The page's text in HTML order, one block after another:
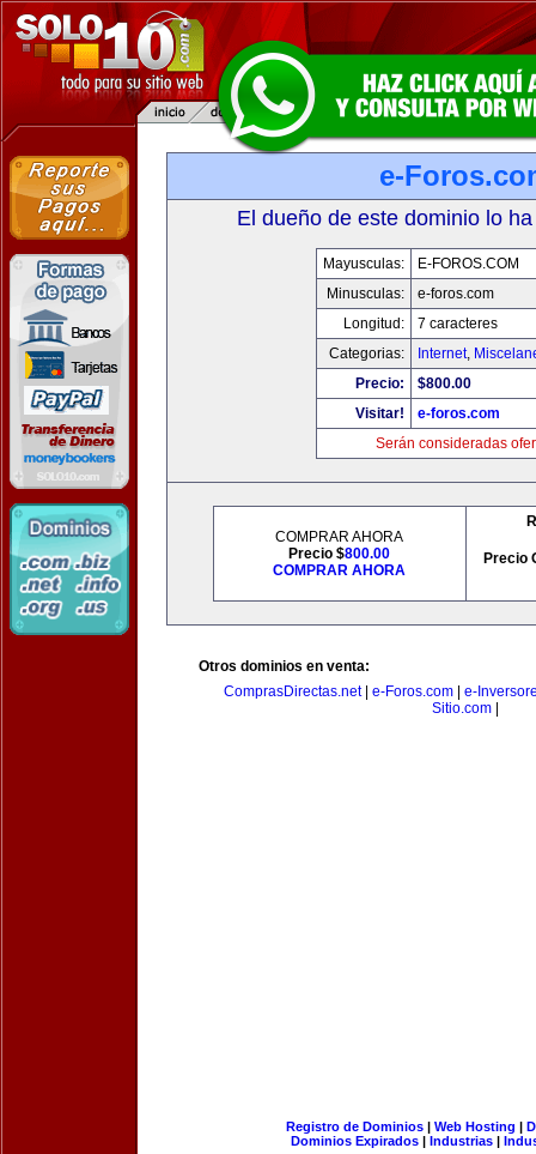
e-
El dueño de este dominio lo
Mayusculas:
E-FOROS.COM
Minusculas:
e-foros.com
Longitud:
7 caracteres
Categorias:
Internet,
Precio:
$800.00
Visitar!
e-foros.com
Serán consideradas
COMPRAR AHORA
Precio $800.00
COMPRAR AHORA
Precio
Otros dominios en venta:
ComprasDirectas.net| e-Foros.com
e-
Sitio.com
Registro de Dominios| Web Hosting |
Dominios Expirados | Industrias |